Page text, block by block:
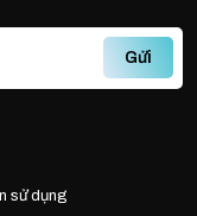
Gửi
sử dụng